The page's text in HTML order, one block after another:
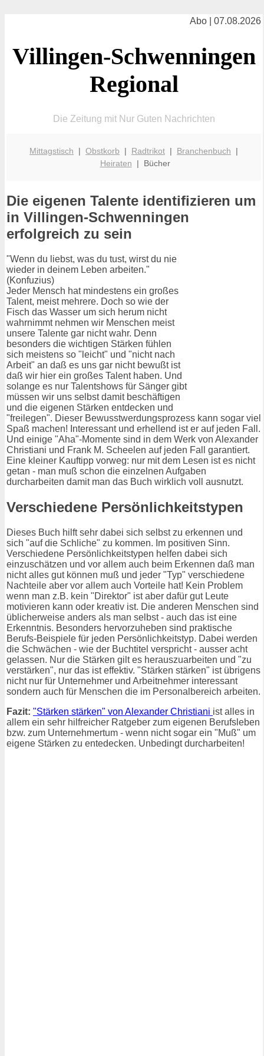
Abo | 07.08.2026
Villingen-Schwenningen
Regional
Die Zeitung mit Nur Guten Nachrichten
Mittagstisch | Obstkorb | Radtrikot | Branchenbuch |
Heiraten | Bücher
Die eigenen Talente identifizieren um
in Villingen-Schwenningen
erfolgreich zu sein
"Wenn du liebst, was du tust, wirst du nie
wieder in deinem Leben arbeiten."
(Konfuzius)
Jeder Mensch hat mindestens ein großes
Talent, meist mehrere. Doch so wie der
Fisch das Wasser um sich herum nicht
wahrnimmt nehmen wir Menschen meist
unsere Talente gar nicht wahr. Denn
besonders die wichtigen Stärken fühlen
sich meistens so "leicht" und "nicht nach
Arbeit" an daß es uns gar nicht bewußt ist
daß wir hier ein großes Talent haben. Und
solange es nur Talentshows für Sänger gibt
müssen wir uns selbst damit beschäftigen
und die eigenen Stärken entdecken und
"freilegen". Dieser Bewusstwerdungsprozess kann sogar viel
Spaß machen! Interessant und erhellend ist er auf jeden Fall.
Und einige "Aha"-Momente sind in dem Werk von Alexander
Christiani und Frank M. Scheelen auf jeden Fall garantiert.
Eine kleiner Kauftipp vorweg: nur mit dem Lesen ist es nicht
getan - man muß schon die einzelnen Aufgaben
durcharbeiten damit man das Buch wirklich voll ausnutzt.
Verschiedene Persönlichkeitstypen
Dieses Buch hilft sehr dabei sich selbst zu erkennen und
sich "auf die Schliche" zu kommen. Im positiven Sinn.
Verschiedene Persönlichkeitstypen helfen dabei sich
einzuschätzen und vor allem auch beim Erkennen daß man
nicht alles gut können muß und jeder "Typ" verschiedene
Nachteile aber vor allem auch Vorteile hat! Kein Problem
wenn man z.B. kein "Direktor" ist aber dafür gut Leute
motivieren kann oder kreativ ist. Die anderen Menschen sind
üblicherweise anders als man selbst - auch das ist eine
Erkenntnis. Besonders hervorzuheben sind praktische
Berufs-Beispiele für jeden Persönlichkeitstyp. Dabei werden
die Schwächen - wie der Buchtitel verspricht - ausser acht
gelassen. Nur die Stärken gilt es herauszuarbeiten und "zu
verstärken", nur das ist effektiv. "Stärken stärken" ist übrigens
nicht nur für Unternehmer und Arbeitnehmer interessant
sondern auch für Menschen die im Personalbereich arbeiten.
Fazit: "Stärken stärken" von Alexander Christiani ist alles in
allem ein sehr hilfreicher Ratgeber zum eigenen Berufsleben
bzw. zum Unternehmertum - wenn nicht sogar ein "Muß" um
eigene Stärken zu entedecken. Unbedingt durcharbeiten!